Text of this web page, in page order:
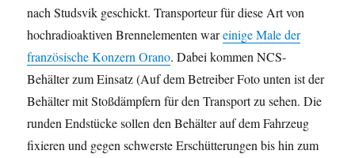
nach Studsvik geschickt. Transporteur für diese Art von
hochradioaktiven Brennelementen wareinige Male der
französische Konzern Orano. Dabei kommen NCS-
Behälter zum Einsatz (Auf dem Betreiber Foto unten ist der
Behälter mit Stoßdämpfern für den Transport zu sehen. Die
runden Endstücke sollen den Behälter auf dem Fahrzeug
fixieren und gegen schwerste Erschütterungen bis hin zum